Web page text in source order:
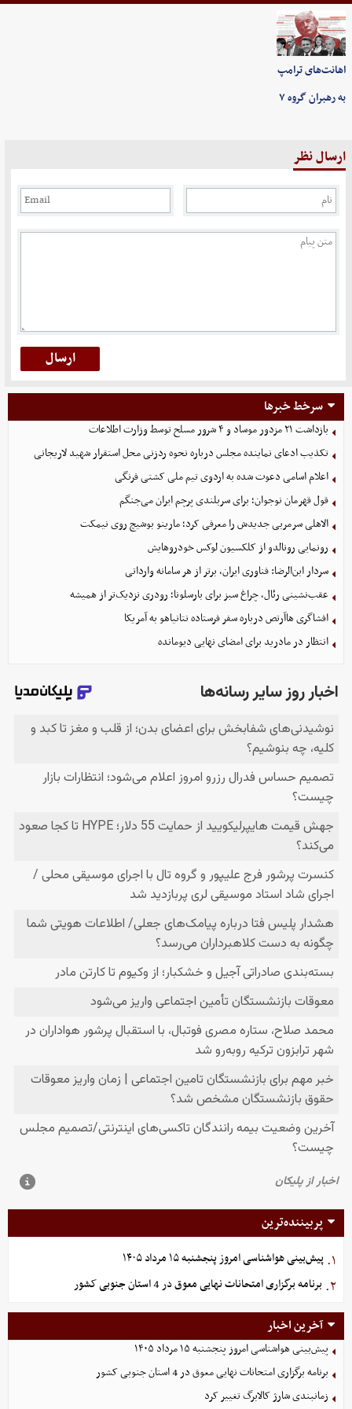
اهانت‌های ترامپ
به رهبران گروه ۷
ارسال نظر
سرخط خبرها
بازداشت ۲۱ مزدور موساد و ۴ شرور مسلح توسط وزارت اطلاعات
تکذیب ادعای نماینده مجلس درباره نحوه ردزنی محل استقرار شهید لاریجانی
اعلام اسامی دعوت شده به اردوی تیم ملی کشتی فرنگی
قول قهرمان نوجوان؛ برای سربلندی پرچم ایران می‌جنگم
الاهلی سرمربی جدیدش را معرفی کرد؛ مارینو بوشیچ روی نیمکت
رونمایی رونالدو از کلکسیون لوکس خودروهایش
سردار ابن‌الرضا: فناوری ایران، برتر از هر سامانه وارداتی
عقب‌نشینی رئال، چراغ سبز برای بارسلونا؛ رودری نزدیک‌تر از همیشه
افشاگری هاآرتص درباره سفر فرستاده نتانیاهو به آمریکا
انتظار در مادرید برای امضای نهایی دیومانده
پربیننده‌ترین
۱. پیش‌بینی هواشناسی امروز پنجشنبه ۱۵ مرداد ۱۴۰۵
۲. برنامه برگزاری امتحانات نهایی معوق در 4 استان جنوبی کشور
آخرین اخبار
پیش‌بینی هواشناسی امروز پنجشنبه ۱۵ مرداد ۱۴۰۵
برنامه برگزاری امتحانات نهایی معوق در 4 استان جنوبی کشور
زمانبندی شارژ کالابرگ تغییر کرد